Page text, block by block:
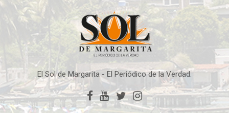
El Sol de Margarita - El Periódico de la Verdad.